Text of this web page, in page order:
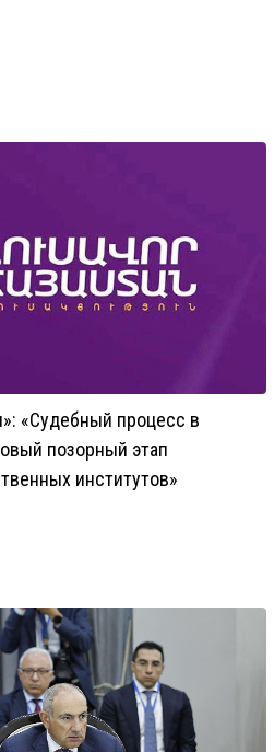
«Судебный процесс в
позорный этап
институтов»